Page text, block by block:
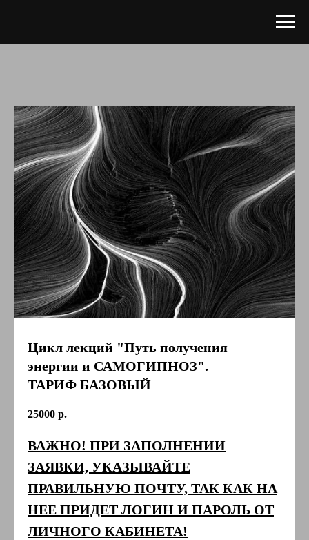
Цикл лекций "Путь получения
энергии и САМОГИПНОЗ".
ТАРИФ БАЗОВЫЙ
25000 р.
ВАЖНО! ПРИ ЗАПОЛНЕНИИ
ЗАЯВКИ, УКАЗЫВАЙТЕ
ПРАВИЛЬНУЮ ПОЧТУ, ТАК КАК НА
НЕЕ ПРИДЕТ ЛОГИН И ПАРОЛЬ ОТ
ЛИЧНОГО КАБИНЕТА!